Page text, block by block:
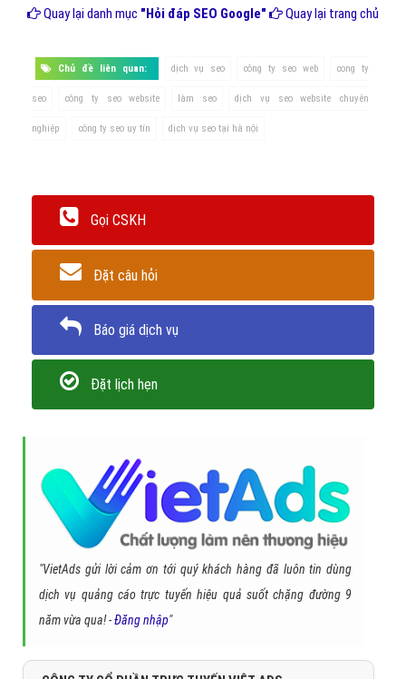
Quay lại danh mục "Hỏi đáp SEO Google" Quay lại trang chủ
Chủ đề liên quan: dịch vụ seo công ty seo web cong ty
seo công ty seo website làm seo dịch vụ seo website chuyên
nghiệp công ty seo uy tín dịch vụ seo tại hà nội
Gọi CSKH
Đặt câu hỏi
Báo giá dịch vụ
Đặt lịch hẹn
"VietAds gửi lời cảm ơn tới quý khách hàng đã luôn tin dùng
dịch vụ quảng cáo trực tuyến hiệu quả suốt chặng đường 9
năm vừa qua! -Đăng nhập"